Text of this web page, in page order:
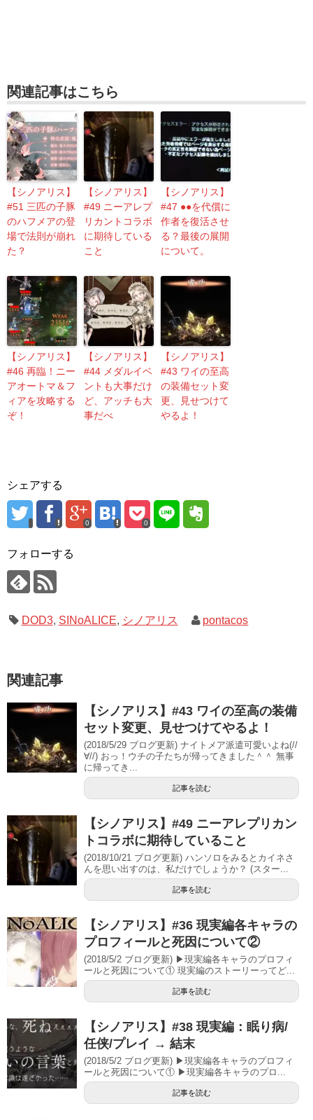
関連記事はこちら
【シノアリス】
#51 三匹の子豚
のハフメアの登
場で法則が崩れ
た？
【シノアリス】
#49 ニーアレプ
リカントコラボ
に期待している
こと
【シノアリス】
#47 ●●を代償に
作者を復活させ
る？最後の展開
について。
【シノアリス】
#46 再臨！ニー
アオートマ＆フ
ィアを攻略する
ぞ！
【シノアリス】
#44 メダルイベ
ントも大事だけ
ど、アッチも大
事だべ
【シノアリス】
#43 ワイの至高
の装備セット変
更、見せつけて
やるよ！
シェアする
0 0
フォローする
DOD3, SINoALICE, シノアリス pontacos
関連記事
【シノアリス】#43 ワイの至高の装備
セット変更、見せつけてやるよ！
(2018/5/29 ブログ更新) ナイトメア派遣可愛いよね(//
∀//) おっ！ウチの子たちが帰ってきました＾＾ 無事
に帰ってき...
記事を読む
【シノアリス】#49 ニーアレプリカン
トコラボに期待していること
(2018/10/21 ブログ更新) ハンソロをみるとカイネさ
んを思い出すのは、私だけでしょうか？ (スター...
記事を読む
【シノアリス】#36 現実編各キャラの
プロフィールと死因について②
(2018/5/2 ブログ更新) ▶現実編各キャラのプロフィ
ールと死因について① 現実編のストーリーってど...
記事を読む
【シノアリス】#38 現実編：眠り病/
任侠/プレイ → 結末
(2018/5/2 ブログ更新) ▶現実編各キャラのプロフィ
ールと死因について① ▶現実編各キャラのプロ...
記事を読む